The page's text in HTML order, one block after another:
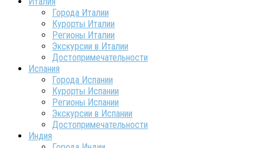
Города Италии
Курорты Италии
Регионы Италии
Экскурсии в Италии
Достопримечательности
Испания
Города Испании
Курорты Испании
Регионы Испании
Экскурсии в Испании
Достопримечательности
Индия